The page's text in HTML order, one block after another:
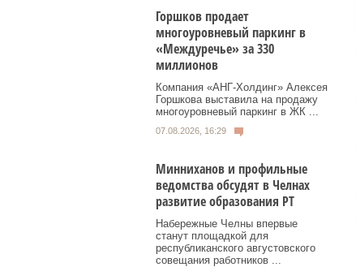
Горшков продает
многоуровневый паркинг в
«Междуречье» за 330
миллионов
Компания «АНГ-Холдинг» Алексея
Горшкова выставила на продажу
многоуровневый паркинг в ЖК ...
07.08.2026, 16:29
Минниханов и профильные
ведомства обсудят в Челнах
развитие образования РТ
Набережные Челны впервые
станут площадкой для
республиканского августовского
совещания работников ...